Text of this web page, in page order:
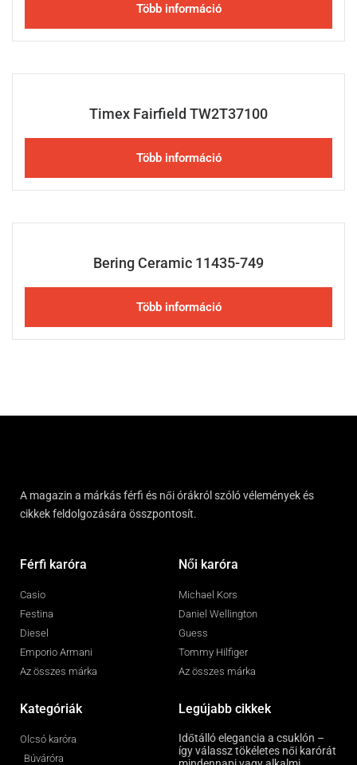
Több információ
Timex Fairfield TW2T37100
Több információ
Bering Ceramic 11435-749
Több információ
A magazin a márkás férfi és női órákról szóló vélemények és
cikkek feldolgozására összpontosít.
Férfi karóra
Casio
Festina
Diesel
Emporio Armani
Az összes márka
Női karóra
Michael Kors
Daniel Wellington
Guess
Tommy Hilfiger
Az összes márka
Kategóriák
Olcsó karóra
Búváróra
Legújabb cikkek
Időtálló elegancia a csuklón –
így válassz tökéletes női karórát